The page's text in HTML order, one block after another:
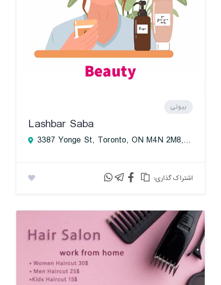
بیوتی
Lashbar Saba
3387 Yonge St, Toronto, ON M4N 2M8, Canada
:اشتراک گذاری